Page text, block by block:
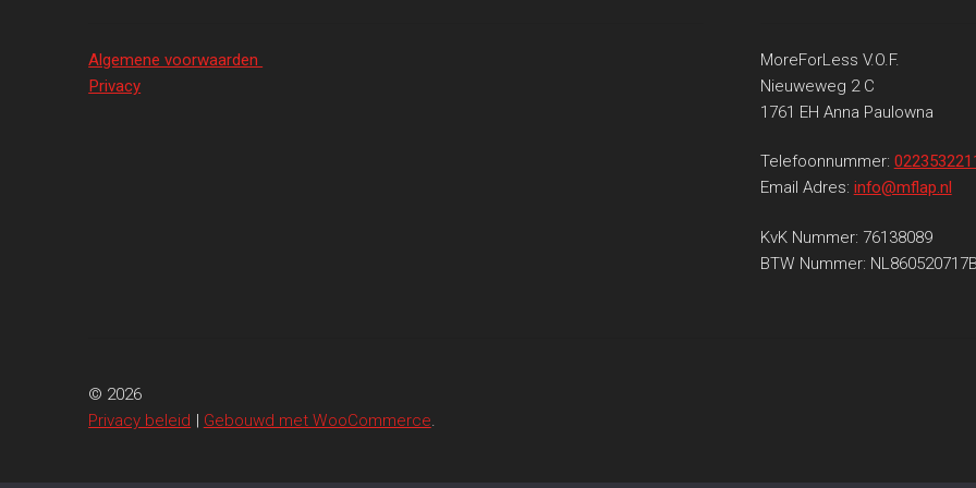
Algemene voorwaarden
Privacy
MoreForLess V.O.F.
Nieuweweg 2 C
1761 EH Anna Paulowna
Telefoonnummer:
Email Adres: info@mflap.nl
KvK Nummer: 76138089
BTW Nummer:
© 2026
Privacy beleid
Gebouwd met WooCommerce.